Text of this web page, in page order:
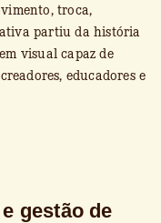
gestão de
troca,
partiu da história
visual capaz de
educadores e